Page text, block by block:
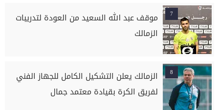
7
موقف عبد الله السعيد من العودة لتدريبات
الزمالك
8
الزمالك يعلن التشكيل الكامل للجهاز الفني
لفريق الكرة بقيادة معتمد جمال